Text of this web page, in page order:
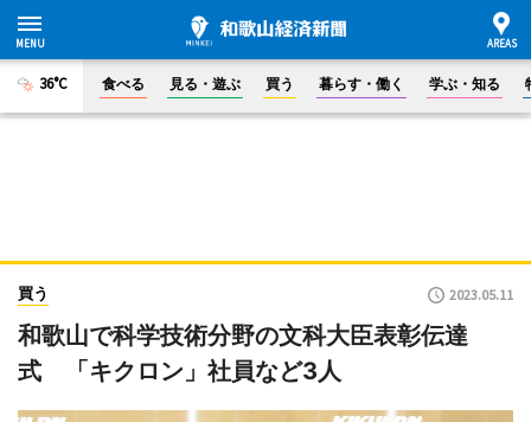
36°C 食べる 見る・遊ぶ 買う 暮らす・働く 学ぶ・知る
買う 2023.05.11
和歌山で科学技術分野の文科大臣表彰伝達
式 「キクロン」社員など3人